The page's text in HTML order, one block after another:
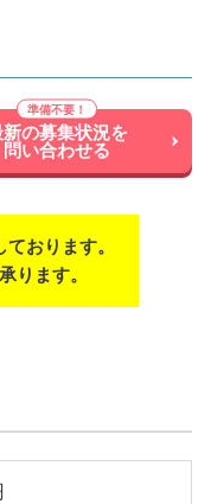
の募集状況を
問い合わせる
おります。
ります。